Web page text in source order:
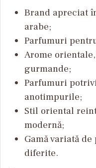
Brand apreciat
arabe;
Parfumuri
Arome
gurmande;
Parfumuri
anotimpurile;
Stil oriental
modernă;
Gamă variată
diferite.